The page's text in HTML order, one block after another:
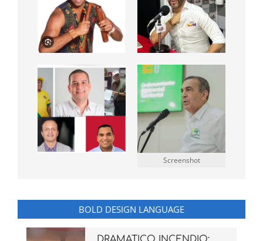
Screenshot
BOLD DESIGN LANGUAGE